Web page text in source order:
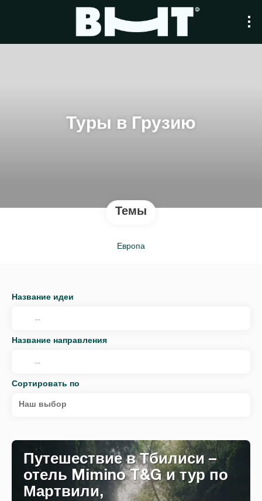
Туры в Грузию
Темы
Европа
Название идеи
Название направления
Сортировать по
Наш выбор
Путешествие в Тбилиси –
отель Mimino T&G и тур по
Мартвили,